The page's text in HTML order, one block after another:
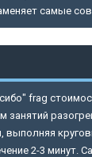
самые
frag
занятий
2-3 минут.